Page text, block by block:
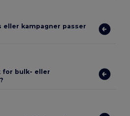
eller kampagner passer
bulk- eller